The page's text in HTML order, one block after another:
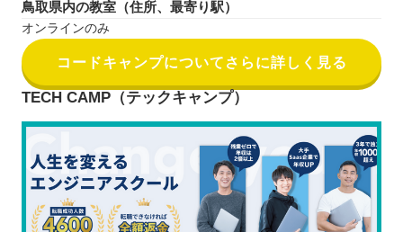
鳥取県内の教室（住所、最寄り駅）
オンラインのみ
コードキャンプについてさらに詳しく見る
TECH CAMP（テックキャンプ）